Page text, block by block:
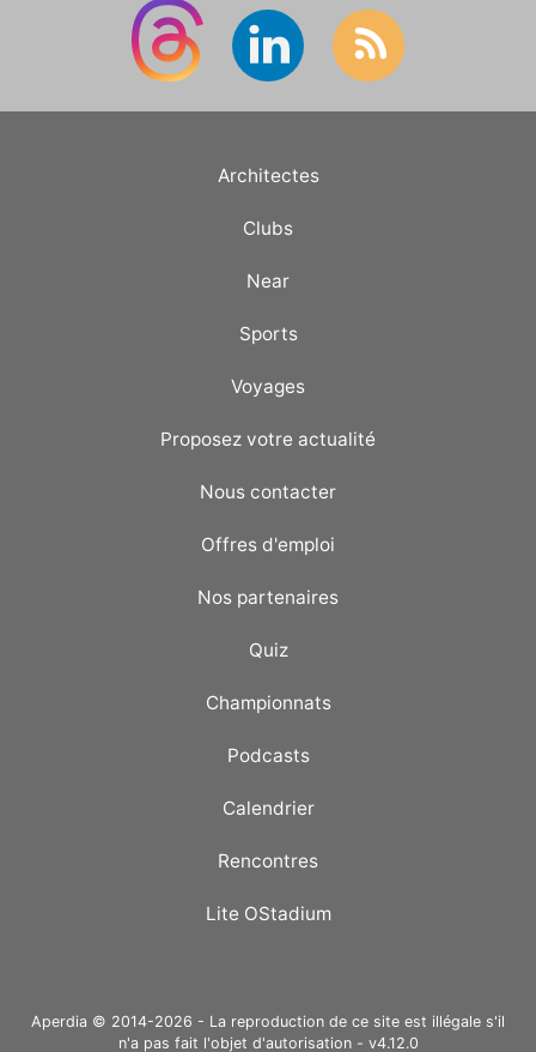
Architectes
Clubs
Near
Sports
Voyages
Proposez votre actualité
Nous contacter
Offres d'emploi
Nos partenaires
Quiz
Championnats
Podcasts
Calendrier
Rencontres
Lite OStadium
Aperdia © 2014-2026 - La reproduction de ce site est illégale s'il
n'a pas fait l'objet d'autorisation - v4.12.0